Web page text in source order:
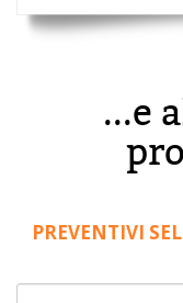
...e
PREVENTIVI